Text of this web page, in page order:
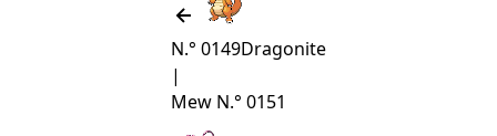
N.° 0149Dragonite
|
Mew N.° 0151